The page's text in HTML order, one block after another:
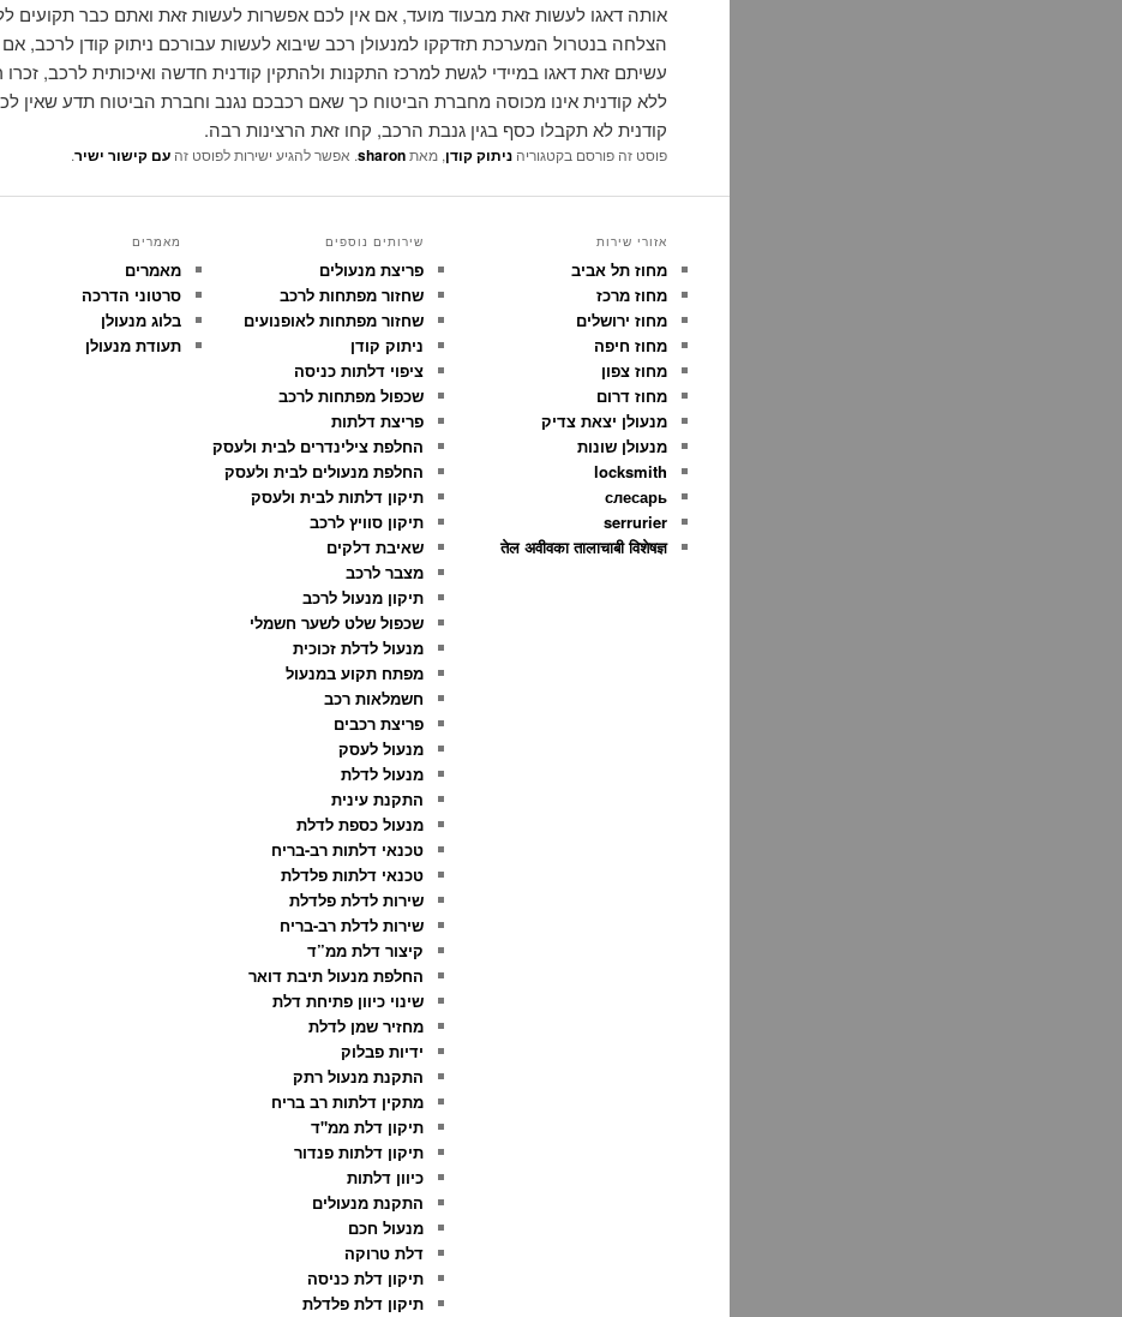
אותה דאגו לעשות זאת מבעוד מועד, אם אין לכם אפשרות לעשות זאת ואתם כבר תקועים
הצלחה בנטרול המערכת תזדקקו למנעולן רכב שיבוא לעשות עבורכם ניתוק קודן לרכב, אם
עשיתם זאת דאגו במיידי לגשת למרכז התקנות ולהתקין קודנית חדשה ואיכותית לרכב, זכרו
ללא קודנית אינו מכוסה מחברת הביטוח כך שאם רכבכם נגנב וחברת הביטוח תדע שאין
קודנית לא תקבלו כסף בגין גנבת הרכב, קחו זאת הרצינות רבה.
פוסט זה פורסם בקטגוריהניתוק קודן, מאתsharon. אפשר להגיע ישירות לפוסט זהעם קישור ישיר.
אזורי שירות
מחוז תל אביב
מחוז מרכז
מחוז ירושלים
מחוז חיפה
מחוז צפון
מחוז דרום
מנעולן יצאת צדיק
מנעולן שונות
locksmith
слесарь
serrurier
तेल अवीवका तालाचाबी विशेषज्ञ
שירותים נוספים
פריצת מנעולים
שחזור מפתחות לרכב
שחזור מפתחות לאופנועים
ניתוק קודן
ציפוי דלתות כניסה
שכפול מפתחות לרכב
פריצת דלתות
החלפת צילינדרים לבית ולעסק
החלפת מנעולים לבית ולעסק
תיקון דלתות לבית ולעסק
תיקון סוויץ לרכב
שאיבת דלקים
מצבר לרכב
תיקון מנעול לרכב
שכפול שלט לשער חשמלי
מנעול לדלת זכוכית
מפתח תקוע במנעול
חשמלאות רכב
פריצת רכבים
מנעול לעסק
מנעול לדלת
התקנת עינית
מנעול כספת לדלת
טכנאי דלתות רב-בריח
טכנאי דלתות פלדלת
שירות לדלת פלדלת
שירות לדלת רב-בריח
קיצור דלת ממ”ד
החלפת מנעול תיבת דואר
שינוי כיוון פתיחת דלת
מחזיר שמן לדלת
ידיות פבלוק
התקנת מנעול רתק
מתקין דלתות רב בריח
תיקון דלת ממ"ד
תיקון דלתות פנדור
כיוון דלתות
התקנת מנעולים
מנעול חכם
דלת טרוקה
תיקון דלת כניסה
תיקון דלת פלדלת
מאמרים
מאמרים
סרטוני הדרכה
בלוג מנעולן
תעודת מנעולן